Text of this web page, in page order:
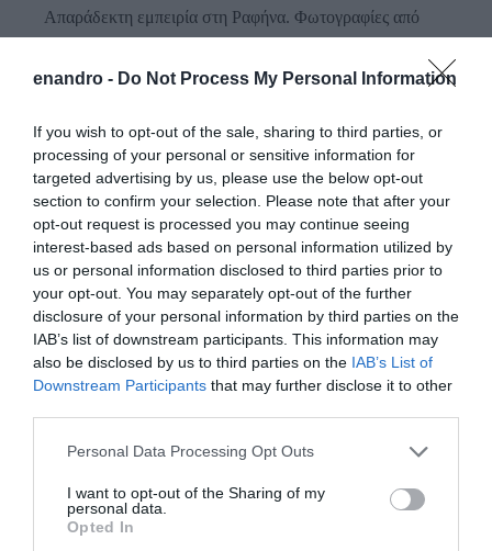
enandro - Do Not Process My Personal Information
If you wish to opt-out of the sale, sharing to third parties, or
processing of your personal or sensitive information for
targeted advertising by us, please use the below opt-out
section to confirm your selection. Please note that after your
opt-out request is processed you may continue seeing
interest-based ads based on personal information utilized by
us or personal information disclosed to third parties prior to
your opt-out. You may separately opt-out of the further
disclosure of your personal information by third parties on the
IAB’s list of downstream participants. This information may
also be disclosed by us to third parties on the IAB’s List of
Downstream Participants that may further disclose it to other
Please note that this website/app uses one or more Google
not limited to your visit or usage behaviour. You may click to
grant or deny consent to Google and its third-party tags to
use your data for below specified purposes in below Google
Personal Data Processing Opt Outs
I want to opt-out of the Sharing of my
personal data.
Opted In
Απαράδεκτη εμπειρία στη Ραφήνα. Φωτογραφίες από
Η ΥΔΡΟΦΟΡΑ ΤΟΥ ΕΠΑΡΧΕΙΟΥ ΧΑΘΗΚΕ! ΟΠΩΣ
ΕΠΑΡΧΕΙΟΥ! ΟΙ ΕΥΘΥΝΕΣ ΟΜΩΣ
ΠΑΡΑΜΕΝΟΥΝ…
ΑΠΟΚΛΕΙΣΤΙΚΟ: «ΕΤΣΙ ΑΝΑΚΑΛΥΨΑ ΤΟ
ΣΗΜΑΝΤΙΚΟ ΑΡΧΑΙΟ ΝΑΥΑΓΙΟ ΤΗΣ ΑΝΔΡΟΥ!…»
ΑΝΟΙΧΤΗ ΕΠΙΣΤΟΛΗ ΠΑΛΑΙΟΠΟΛΗΣ: Προς K.
Μητσοτάκη, N. Κακλαμάνη, K. Χατζηδάκη
Πρόσφατα Άρθρα
εδώ. Χρειάζεται όμως